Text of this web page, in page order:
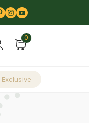
0
Exclusive